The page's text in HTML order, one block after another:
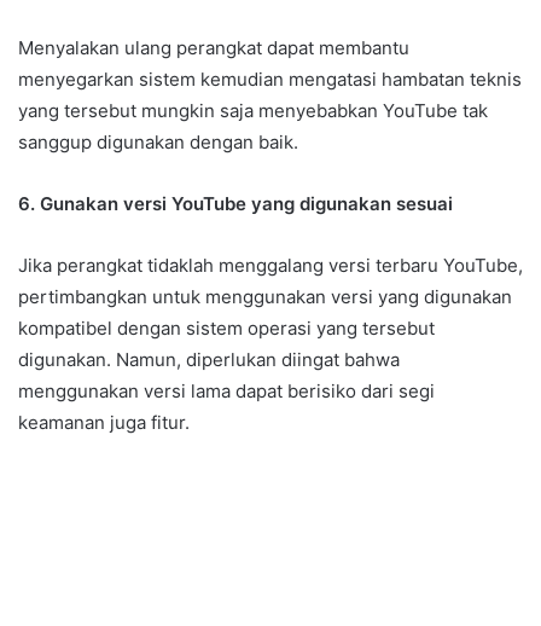
Menyalakan ulang perangkat dapat membantu
menyegarkan sistem kemudian mengatasi hambatan teknis
yang tersebut mungkin saja menyebabkan YouTube tak
sanggup digunakan dengan baik.
6. Gunakan versi YouTube yang digunakan sesuai
Jika perangkat tidaklah menggalang versi terbaru YouTube,
pertimbangkan untuk menggunakan versi yang digunakan
kompatibel dengan sistem operasi yang tersebut
digunakan. Namun, diperlukan diingat bahwa
menggunakan versi lama dapat berisiko dari segi
keamanan juga fitur.